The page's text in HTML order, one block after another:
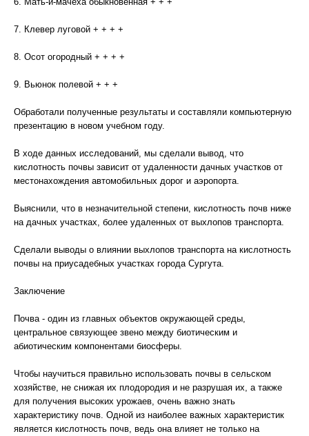
7. Клевер луговой + + + +
8. Осот огородный + + + +
9. Вьюнок полевой + + +
Обработали полученные результаты и составляли компьютерную
презентацию в новом учебном году.
В ходе данных исследований, мы сделали вывод, что
кислотность почвы зависит от удаленности дачных участков от
местонахождения автомобильных дорог и аэропорта.
Выяснили, что в незначительной степени, кислотность почв ниже
на дачных участках, более удаленных от выхлопов транспорта.
Сделали выводы о влиянии выхлопов транспорта на кислотность
почвы на приусадебных участках города Сургута.
Заключение
Почва - один из главных объектов окружающей среды,
центральное связующее звено между биотическим и
абиотическим компонентами биосферы.
Чтобы научиться правильно использовать почвы в сельском
хозяйстве, не снижая их плодородия и не разрушая их, а также
для получения высоких урожаев, очень важно знать
характеристику почв. Одной из наиболее важных характеристик
является кислотность почв, ведь она влияет не только на